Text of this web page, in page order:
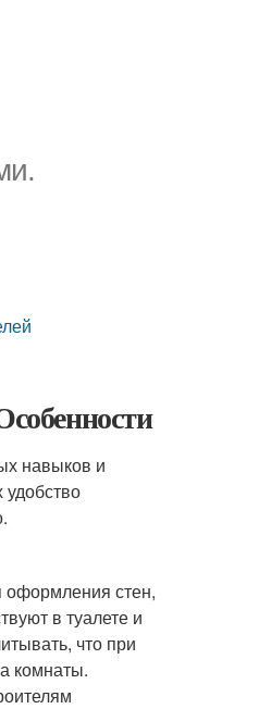
навыков и
оформления стен,
в туалете и
что при
комнаты.